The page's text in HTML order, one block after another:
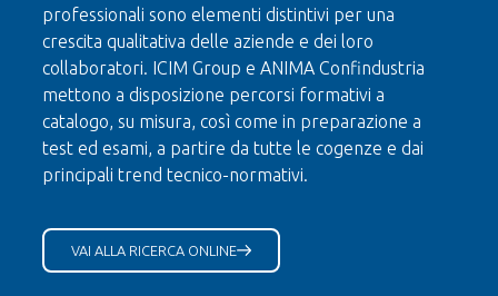
professionali sono elementi distintivi per una
crescita qualitativa delle aziende e dei loro
collaboratori. ICIM Group e ANIMA Confindustria
mettono a disposizione percorsi formativi a
catalogo, su misura, così come in preparazione a
test ed esami, a partire da tutte le cogenze e dai
principali trend tecnico-normativi.
VAI ALLA RICERCA ONLINE